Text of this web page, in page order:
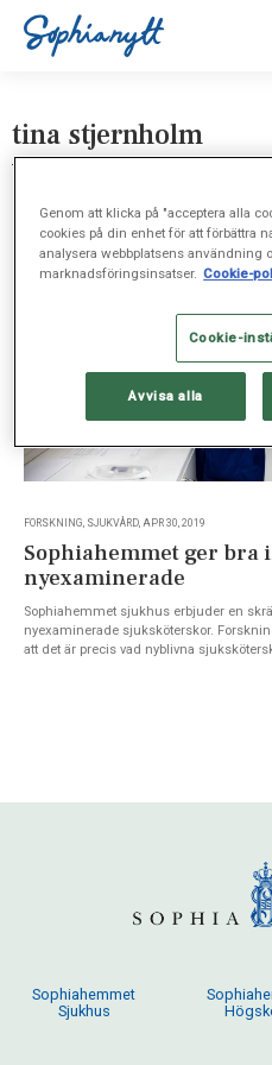
tina stjernholm
FORSKNING, SJUKVÅRD, APR 30, 2019
Sophiahemmet ger
nyexaminerade
Sophiahemmet sjukhus erbjuder en
nyexaminerade sjuksköterskor.
att det är precis vad nyblivna
Sophiahemmet
Sjukhus
Genom att klicka på "acceptera alla
cookies på din enhet för att förbättra
analysera webbplatsens användning
marknadsföringsinsatser. Cookie-
Cookie-
Avvisa alla